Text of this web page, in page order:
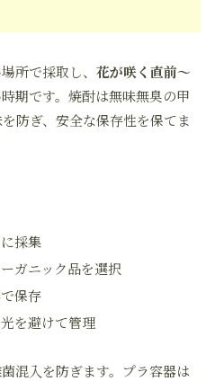
所で採取し、 花が咲く直前〜
期です。焼酎は無味無臭の甲
防ぎ、安全な保存性を保てま
採集
ガニック品を選択
保存
を避けて管理
混入を防ぎます。プラ容器は